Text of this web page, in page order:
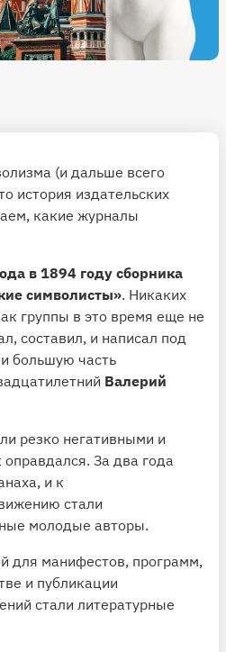
(и дальше всего
история издательских
какие журналы
в 1894 году сборника
символисты». Никаких
группы в это время еще не
составил, и написал под
большую часть
Валерий
резко негативными и
За два года
и к
стали
молодые авторы.
для манифестов, программ,
и публикации
стали литературные